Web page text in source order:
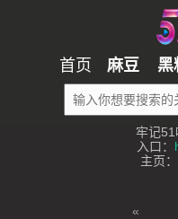
首页 麻豆 黑
牢记51
入口：
主页：
«